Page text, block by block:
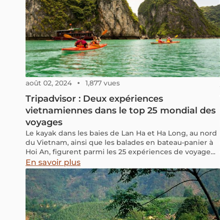
août 02, 2024 1,877 vues
Tripadvisor : Deux expériences
vietnamiennes dans le top 25 mondial des
voyages
Le kayak dans les baies de Lan Ha et Ha Long, au nord
du Vietnam, ainsi que les balades en bateau-panier à
Hoi An, figurent parmi les 25 expériences de voyage
les plus appréciées au monde.
En savoir plus